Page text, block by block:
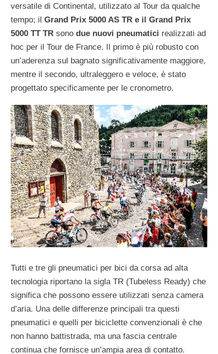
versatile di Continental, utilizzato al Tour da qualche
tempo; ilGrand Prix 5000 AS TR e il Grand Prix
5000 TT TR sonodue nuovi pneumatici realizzati ad
hoc per il Tour de France. Il primo è più robusto con
un’aderenza sul bagnato significativamente maggiore,
mentre il secondo, ultraleggero e veloce, è stato
progettato specificamente per le cronometro.
Tutti e tre gli pneumatici per bici da corsa ad alta
tecnologia riportano la sigla TR (Tubeless Ready) che
significa che possono essere utilizzati senza camera
d’aria. Una delle differenze principali tra questi
pneumatici e quelli per biciclette convenzionali è che
non hanno battistrada, ma una fascia centrale
continua che fornisce un’ampia area di contatto.